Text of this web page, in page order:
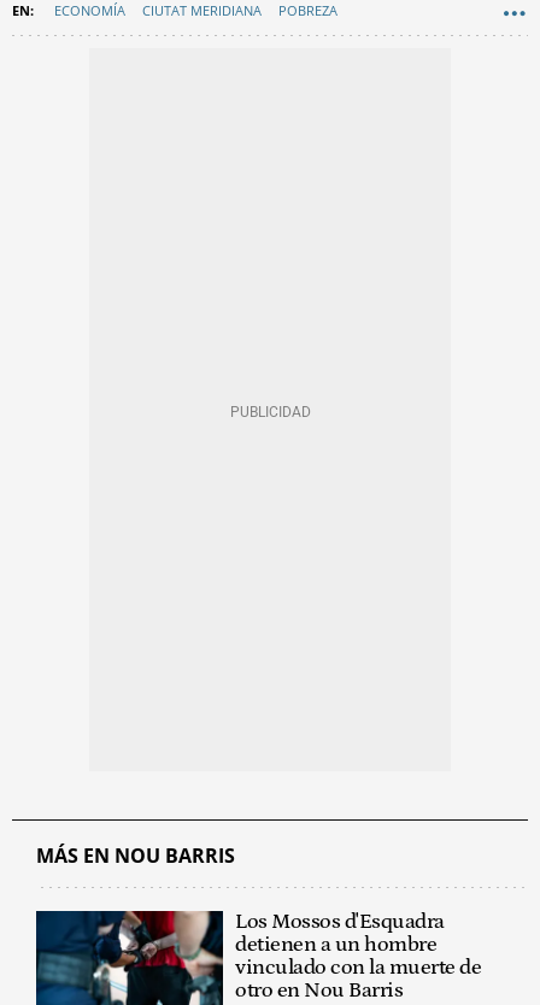
ECONOMÍA CIUTAT MERIDIANA POBREZA
MÁS EN NOU BARRIS
Los Mossos d'Esquadra
detienen a un hombre
vinculado con la muerte de
otro en Nou Barris